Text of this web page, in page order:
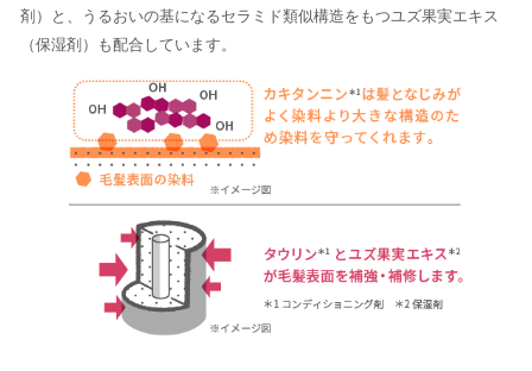
剤）と、うるおいの基になるセラミド類似構造をもつユズ果実エキス
（保湿剤）も配合しています。